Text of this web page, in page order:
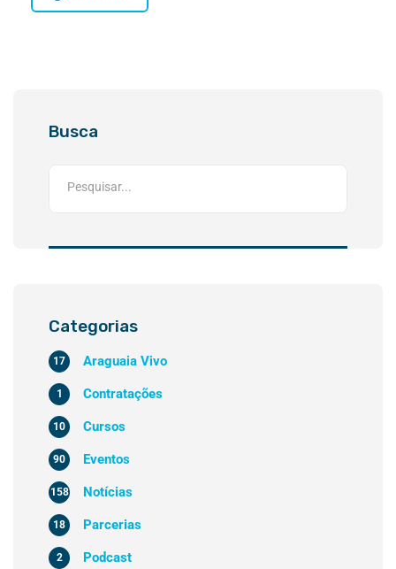
Busca
Categorias
Araguaia Vivo
17
Contratações
1
Cursos
10
Eventos
90
Notícias
158
Parcerias
18
Podcast
2